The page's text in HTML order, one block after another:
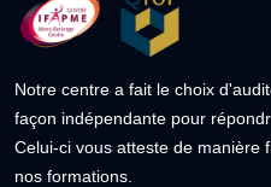
Notre centre a fait le choix
façon indépendante pour
Celui-ci vous atteste de manière
nos formations.